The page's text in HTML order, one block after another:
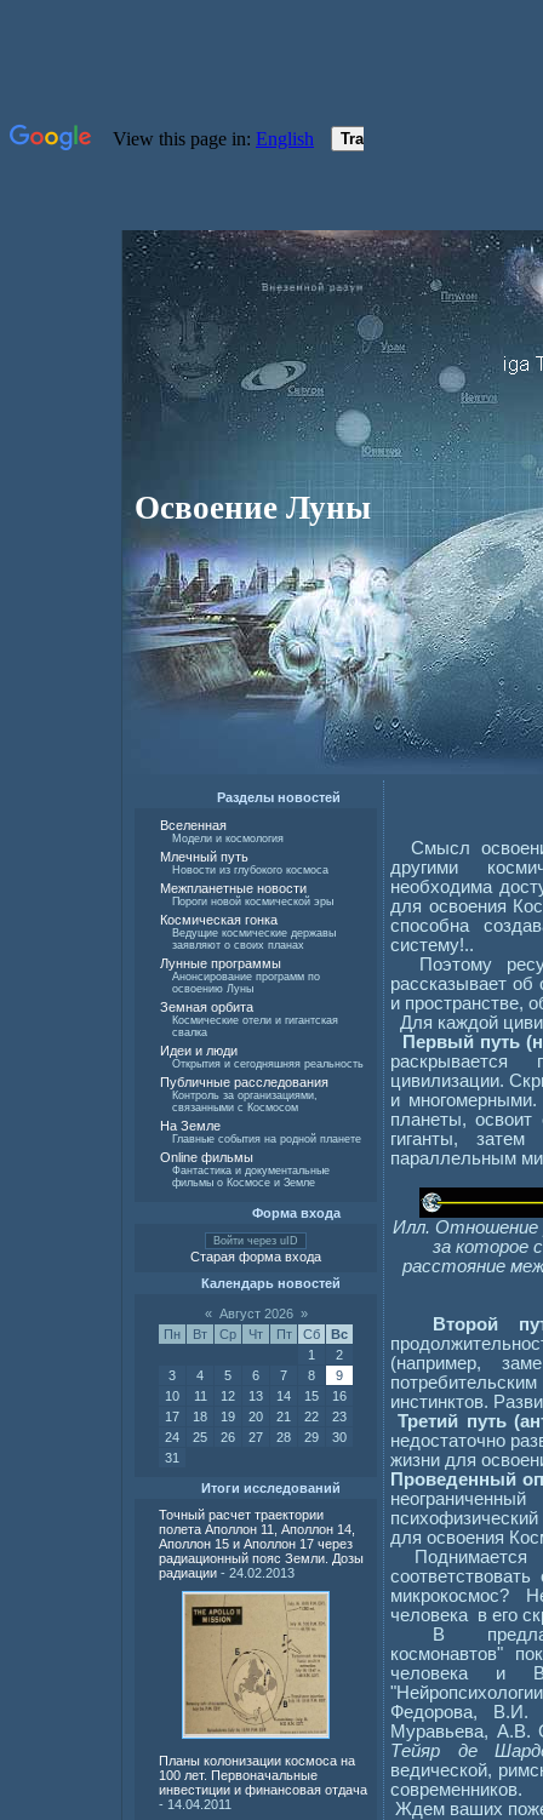
Освоение Луны
Разделы новостей
Вселенная
Модели и космология
Млечный путь
Новости из глубокого космоса
Межпланетные новости
Пороги новой космической эры
Космическая гонка
Ведущие космические державы
заявляют о своих планах
Лунные программы
Анонсирование программ по
освоению Луны
Земная орбита
Космические отели и гигантская
свалка
Идеи и люди
Открытия и сегодняшняя реальность
Публичные расследования
Контроль за организациями,
связанными с Космосом
На Земле
Главные события на родной планете
Online фильмы
Фантастика и документальные
фильмы о Космосе и Земле
Форма входа
Войти через uID
Старая форма входа
Календарь новостей
« Август 2026 »
Пн
Вт Ср Чт Пт Сб
Вс
1
2
3
4 5 6 7 8
9
10
11 12 13 14 15
16
17
18 19 20 21 22
23
24
25 26 27 28 29
30
31
Итоги исследований
Точный расчет траектории
полета Аполлон 11, Аполлон 14,
Аполлон 15 и Аполлон 17 через
радиационный пояс Земли. Дозы
радиации - 24.02.2013
Планы колонизации космоса на
100 лет. Первоначальные
инвестиции и финансовая отдача
- 14.04.2011
Смысл
другими
необходима
для освоения
способна
систему!..
Поэтому
рассказывает об
и пространстве,
Для каждой
Первый путь
раскрывается
цивилизации.
и
планеты,
гиганты,
параллельным
Илл. Отношение
за которое
расстояние
Второй путь
(например,
инстинктов.
Третий путь
недостаточно
жизни для
Проведенный
для освоения
микрокосмос?
человека в его
В
космонавтов"
человека и
Федорова, В.И.
Муравьева, А.В.
Тейяр де
ведической,
современников.
Ждем ваших